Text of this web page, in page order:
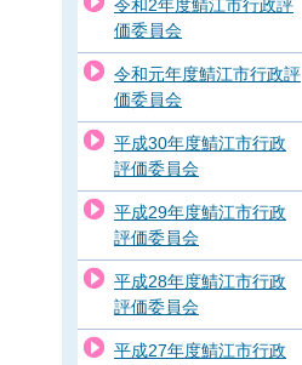
令和2年度鯖江市行政評
価委員会
令和元年度鯖江市行政評
価委員会
平成30年度鯖江市行政
評価委員会
平成29年度鯖江市行政
評価委員会
平成28年度鯖江市行政
評価委員会
平成27年度鯖江市行政